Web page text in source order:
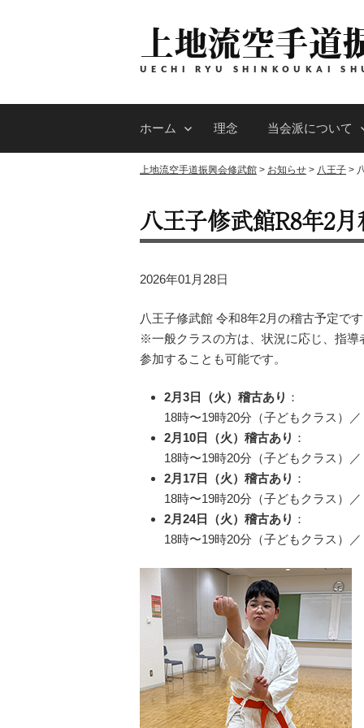
キ
上地流空手道
UECHI RYU SHINKOUKAI
ホーム 理念 当会派について
上地流空手道振興会修武館 > お知らせ > 八王子 >
八王子修武館R8年2
2026年01月28日
八王子修武館 令和8年2月の稽古予定で
※一般クラスの方は、状況に応じ、指
参加することも可能です。
2月3日（火）稽古あり ：
18時〜19時20分（子どもクラス）
2月10日（火）稽古あり ：
18時〜19時20分（子どもクラス）
2月17日（火）稽古あり ：
18時〜19時20分（子どもクラス）
2月24日（火）稽古あり ：
18時〜19時20分（子どもクラス）